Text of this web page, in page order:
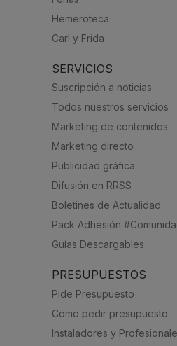
Hemeroteca
Carl y Frida
SERVICIOS
Suscripción a noticias
Todos nuestros servicios
Marketing de contenidos
Marketing directo
Publicidad gráfica
Difusión en RRSS
Boletines de Actualidad
Pack Adhesión
Guías Descargables
PRESUPUESTOS
Pide Presupuesto
Cómo pedir presupuesto
Instaladores y